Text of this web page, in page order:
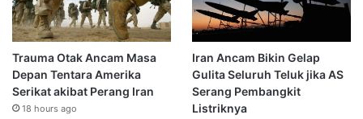
Trauma Otak Ancam Masa
Depan Tentara Amerika
Serikat akibat Perang Iran
18 hours ago
Iran Ancam Bikin Gelap
Gulita Seluruh Teluk jika AS
Serang Pembangkit
Listriknya